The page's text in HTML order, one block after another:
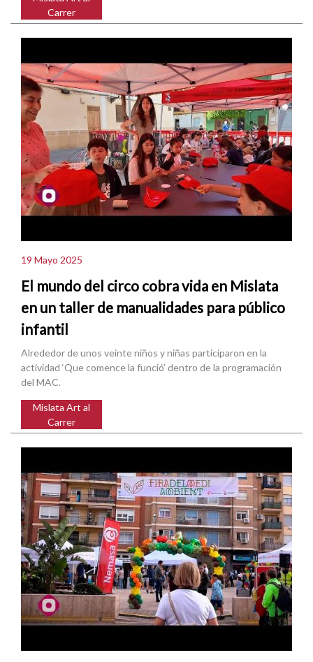
Carrer
19 Mayo 2025
El mundo del circo cobra vida en Mislata
en un taller de manualidades para público
infantil
Alrededor de unos veinte niños y niñas participaron en la
actividad ‘Que comence la funció’ dentro de la programación
del MAC.
Mislata Art al
Carrer